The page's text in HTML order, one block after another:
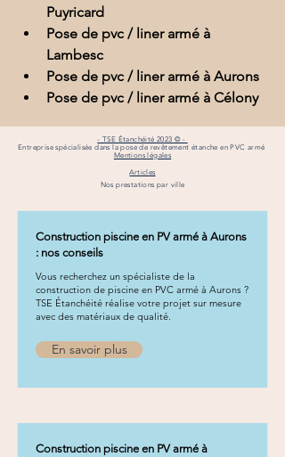
Puyricard
Pose de pvc / liner armé à
Lambesc
Pose de pvc / liner armé à Aurons
Pose de pvc / liner armé à Célony
- TSE Étanchéité 2023 © -
Entreprise spécialisée dans la pose de revêtement étanche en PVC armé
Mentions légales
Articles
Nos prestations par ville
Construction piscine en PV armé à Aurons
: nos conseils
Vous recherchez un spécialiste de la
construction de piscine en PVC armé à Aurons ?
TSE Étanchéité réalise votre projet sur mesure
avec des matériaux de qualité.
En savoir plus
Construction piscine en PV armé à